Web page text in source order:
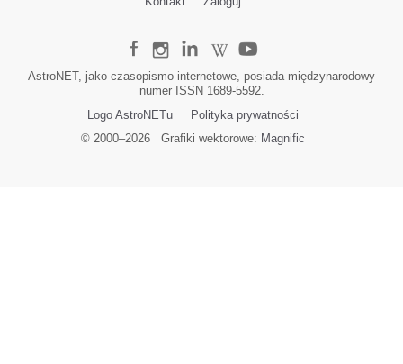
AstroNET, jako czasopismo internetowe, posiada międzynarodowy
numer ISSN 1689-5592.
Logo AstroNETu
Polityka prywatności
© 2000–2026Grafiki wektorowe: Magnific